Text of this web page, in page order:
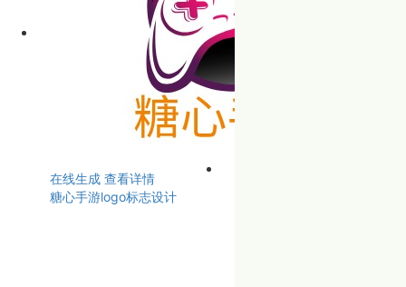
在线生成 查看详情
糖心手游logo标志设计